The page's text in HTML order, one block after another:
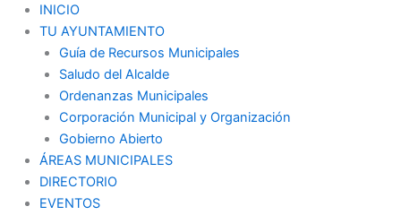
INICIO
TU AYUNTAMIENTO
Guía de Recursos Municipales
Saludo del Alcalde
Ordenanzas Municipales
Corporación Municipal y Organización
Gobierno Abierto
ÁREAS MUNICIPALES
DIRECTORIO
EVENTOS